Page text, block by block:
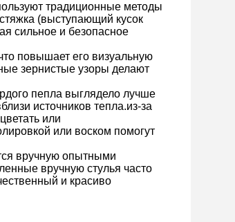
традиционные методы
(выступающий кусок
сильное и безопасное
повышает его визуальную
зернистые узоры делают
пепла выглядело лучше
источников тепла.из-за
или
или воском помогут
вручную опытными
вручную стулья часто
и красиво